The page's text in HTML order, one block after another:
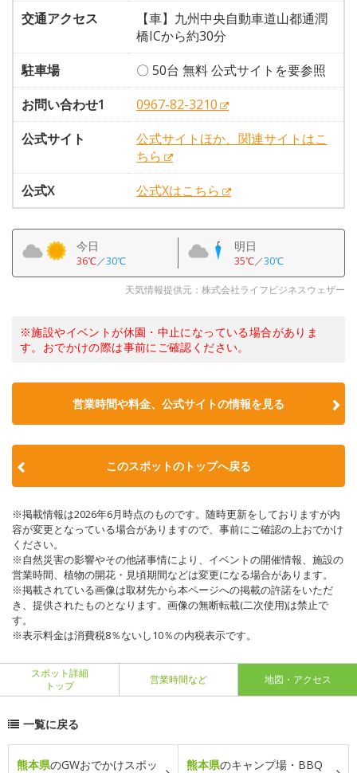
交通アクセス
【車】九州中央自動車道山都通潤
橋ICから約30分
駐車場
〇 50台 無料 公式サイトを要参照
お問い合わせ1
0967-82-3210
公式サイト
公式サイトほか、関連サイトはこ
ちら
公式X
公式Xはこちら
今日
36℃／30℃
明日
35℃／30℃
天気情報提供元：株式会社ライフビジネスウェザー
※施設やイベントが休園・中止になっている場合がありま
す。おでかけの際は事前にご確認ください。
営業時間や料金、公式サイトの情報を見る
このスポットのトップへ戻る
※掲載情報は2026年6月時点のものです。随時更新をしておりますが内
容が変更となっている場合がありますので、事前にご確認の上おでかけ
ください。
※自然災害の影響やその他諸事情により、イベントの開催情報、施設の
営業時間、植物の開花・見頃期間などは変更になる場合があります。
※掲載されている画像は取材先から本ページへの掲載の許諾をいただ
き、提供されたものとなります。画像の無断転載(二次使用)は禁止で
す。
※表示料金は消費税8％ないし10％の内税表示です。
スポット詳細
トップ
営業時間など 地図・アクセス
一覧に戻る
熊本県のGWおでかけスポッ
熊本県のキャンプ場・BBQ